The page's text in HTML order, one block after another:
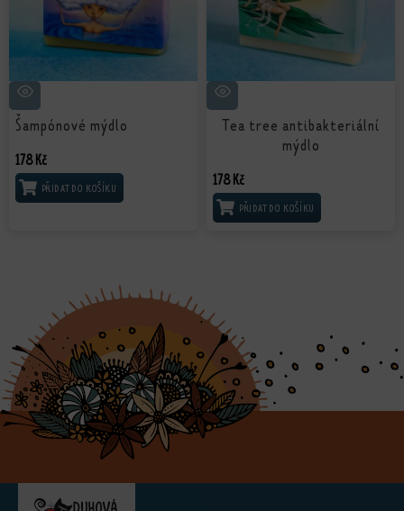
Šampónové mýdlo
178Kč
PŘIDAT DO KOŠÍKU
Tea tree antibakteriální
mýdlo
178Kč
PŘIDAT DO KOŠÍKU